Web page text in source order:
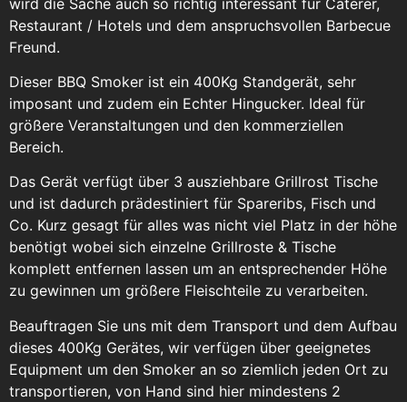
Restaurant / Hotels und dem anspruchsvollen Barbecue
Freund.
Dieser BBQ Smoker ist ein 400Kg Standgerät, sehr
imposant und zudem ein Echter Hingucker. Ideal für
größere Veranstaltungen und den kommerziellen
Bereich.
Das Gerät verfügt über 3 ausziehbare Grillrost Tische
und ist dadurch prädestiniert für Spareribs, Fisch und
Co. Kurz gesagt für alles was nicht viel Platz in der höhe
benötigt wobei sich einzelne Grillroste & Tische
komplett entfernen lassen um an entsprechender Höhe
zu gewinnen um größere Fleischteile zu verarbeiten.
Beauftragen Sie uns mit dem Transport und dem Aufbau
dieses 400Kg Gerätes, wir verfügen über geeignetes
Equipment um den Smoker an so ziemlich jeden Ort zu
transportieren, von Hand sind hier mindestens 2